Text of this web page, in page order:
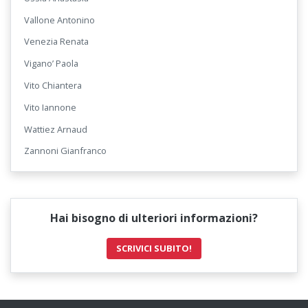
Vallone Antonino
Venezia Renata
Vigano’ Paola
Vito Chiantera
Vito Iannone
Wattiez Arnaud
Zannoni Gianfranco
Hai bisogno di ulteriori informazioni?
SCRIVICI SUBITO!